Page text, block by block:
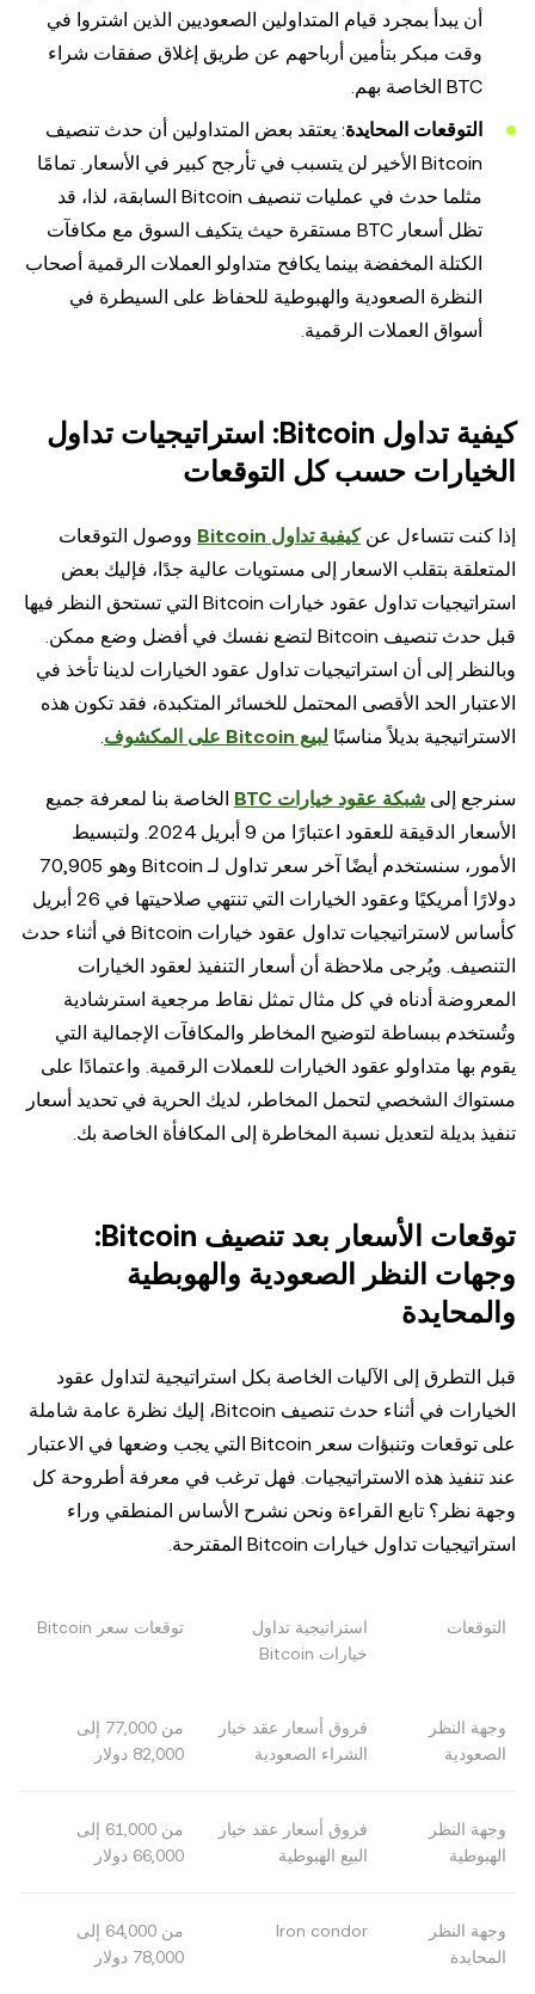
أن يبدأ بمجرد قيام المتداولين الصعوديين الذين اشتروا في
وقت مبكر بتأمين أرباحهم عن طريق إغلاق صفقات شراء
BTC الخاصة بهم.
التوقعات المحايدة: يعتقد بعض المتداولين أن حدث تنصيف
Bitcoin الأخير لن يتسبب في تأرجح كبير في الأسعار. تمامًا
مثلما حدث في عمليات تنصيف Bitcoin السابقة، لذا، قد
تظل أسعار BTC مستقرة حيث يتكيف السوق مع مكافآت
الكتلة المخفضة بينما يكافح متداولو العملات الرقمية أصحاب
النظرة الصعودية والهبوطية للحفاظ على السيطرة في
أسواق العملات الرقمية.
كيفية تداول Bitcoin: استراتيجيات تداول
الخيارات حسب كل التوقعات
إذا كنت تتساءل عنكيفية تداول Bitcoin
ووصول التوقعات
المتعلقة بتقلب الاسعار إلى مستويات عالية جدًا، فإليك بعض
استراتيجيات تداول عقود خيارات Bitcoin التي تستحق النظر فيها
قبل حدث تنصيف Bitcoin لتضع نفسك في أفضل وضع ممكن.
وبالنظر إلى أن استراتيجيات تداول عقود الخيارات لدينا تأخذ في
الاعتبار الحد الأقصى المحتمل للخسائر المتكبدة، فقد تكون هذه
الاستراتيجية بديلاً مناسبًا لبيع Bitcoin على المكشوف .
سنرجع إلى شبكة عقود خيارات BTC
الخاصة بنا لمعرفة جميع
الأسعار الدقيقة للعقود اعتبارًا من 9 أبريل 2024. ولتبسيط
الأمور، سنستخدم أيضًا آخر سعر تداول لـ Bitcoin وهو 70,905
دولارًا أمريكيًا وعقود الخيارات التي تنتهي صلاحيتها في 26 أبريل
كأساس لاستراتيجيات تداول عقود خيارات Bitcoin في أثناء حدث
التنصيف. ويُرجى ملاحظة أن أسعار التنفيذ لعقود الخيارات
المعروضة أدناه في كل مثال تمثل نقاط مرجعية استرشادية
وتُستخدم ببساطة لتوضيح المخاطر والمكافآت الإجمالية التي
يقوم بها متداولو عقود الخيارات للعملات الرقمية. واعتمادًا على
مستواك الشخصي لتحمل المخاطر، لديك الحرية في تحديد أسعار
تنفيذ بديلة لتعديل نسبة المخاطرة إلى المكافأة الخاصة بك.
توقعات الأسعار بعد تنصيف Bitcoin:
وجهات النظر الصعودية والهوبطية
والمحايدة
قبل التطرق إلى الآليات الخاصة بكل استراتيجية لتداول عقود
الخيارات في أثناء حدث تنصيف Bitcoin، إليك نظرة عامة شاملة
على توقعات وتنبؤات سعر Bitcoin التي يجب وضعها في الاعتبار
عند تنفيذ هذه الاستراتيجيات. فهل ترغب في معرفة أطروحة كل
وجهة نظر؟ تابع القراءة ونحن نشرح الأساس المنطقي وراء
استراتيجيات تداول خيارات Bitcoin المقترحة.
التوقعات
استراتيجية تداول
خيارات Bitcoin
توقعات سعر Bitcoin
وجهة النظر
الصعودية
فروق أسعار عقد خيار
الشراء الصعودية
من 77,000 إلى
82,000 دولار
وجهة النظر
الهبوطية
فروق أسعار عقد خيار
البيع الهبوطية
من 61,000 إلى
66,000 دولار
وجهة النظر
المحايدة
Iron condor
من 64,000 إلى
78,000 دولار